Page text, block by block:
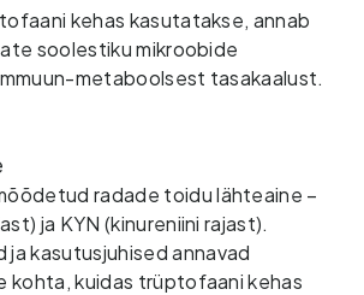
kehas kasutatakse, annab
soolestiku mikroobide
metaboolsest tasakaalust.
radade toidu lähteaine –
ja KYN (kinureniini rajast).
ja kasutusjuhised annavad
kohta, kuidas trüptofaani kehas